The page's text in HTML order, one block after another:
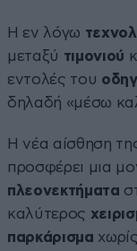
Η εν λόγω
μεταξύ τιμονιού
εντολές του
δηλαδή «μέσω
Η νέα αίσθηση
προσφέρει μια
πλεονεκτήματα
καλύτερος
παρκάρισμα